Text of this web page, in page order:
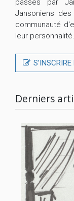
passés par
Jansoniens
communauté
leur personnalité.
Derniers